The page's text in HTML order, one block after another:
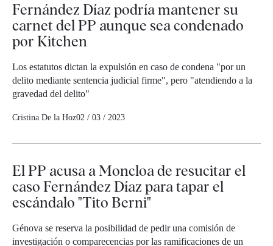
Fernández Díaz podría mantener su
carnet del PP aunque sea condenado
por Kitchen
Los estatutos dictan la expulsión en caso de condena "por un
delito mediante sentencia judicial firme", pero "atendiendo a la
gravedad del delito"
Cristina De la Hoz02 / 03 / 2023
El PP acusa a Moncloa de resucitar el
caso Fernández Díaz para tapar el
escándalo "Tito Berni"
Génova se reserva la posibilidad de pedir una comisión de
investigación o comparecencias por las ramificaciones de un